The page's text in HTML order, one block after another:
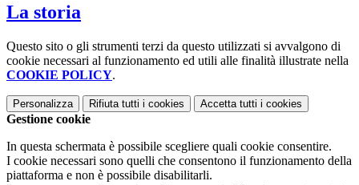
La storia
Questo sito o gli strumenti terzi da questo utilizzati si avvalgono di
cookie necessari al funzionamento ed utili alle finalità illustrate nella
COOKIE POLICY.
Personalizza Rifiuta tutti i cookies Accetta tutti i cookies
Gestione cookie
In questa schermata è possibile scegliere quali cookie consentire.
I cookie necessari sono quelli che consentono il funzionamento della
piattaforma e non è possibile disabilitarli.